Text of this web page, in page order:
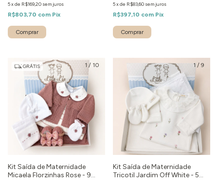
5xde R$169,20 sem juros
R$803,70 com Pix
Comprar
5xde R$83,60 sem juros
R$397,10 com Pix
Comprar
1 / 10
GRÁTIS
Kit Saída de Maternidade
Micaela Florzinhas Rose - 9
1 / 9
Kit Saída de Maternidade
Tricotil Jardim Off White - 5